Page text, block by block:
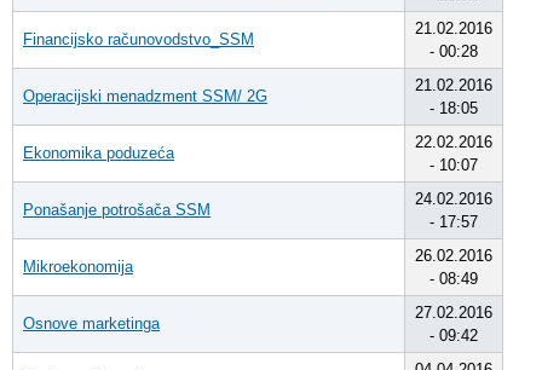
Financijsko računovodstvo_SSM
21.02.2016
- 00:28
Operacijski menadzment SSM/ 2G
21.02.2016
- 18:05
Ekonomika poduzeća
22.02.2016
- 10:07
Ponašanje potrošača SSM
24.02.2016
- 17:57
Mikroekonomija
26.02.2016
- 08:49
Osnove marketinga
27.02.2016
- 09:42